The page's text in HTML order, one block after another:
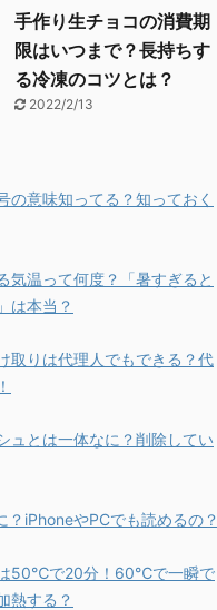
手作り生チョコの消費期
限はいつまで？長持ちす
る冷凍のコツとは？
2022/2/13
の意味知ってる？知っておく
気温って何度？「暑すぎると
は本当？
取りは代理人でもできる？代
ュとは一体なに？削除してい
？iPhoneやPCでも読めるの？
は50℃で20分！60℃で一瞬で
熱する？